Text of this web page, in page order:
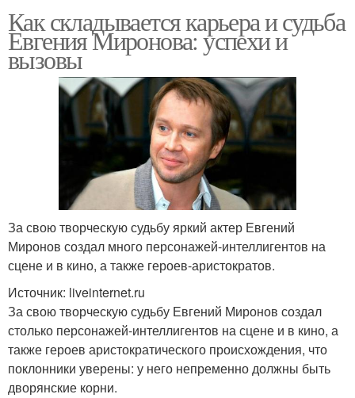
Как складывается карьера и судьба
Евгения Миронова: успехи и
вызовы
За свою творческую судьбу яркий актер Евгений
Миронов создал много персонажей-интеллигентов на
сцене и в кино, а также героев-аристократов.
Источник: liveinternet.ru
За свою творческую судьбу Евгений Миронов создал
столько персонажей-интеллигентов на сцене и в кино, а
также героев аристократического происхождения, что
поклонники уверены: у него непременно должны быть
дворянские корни.